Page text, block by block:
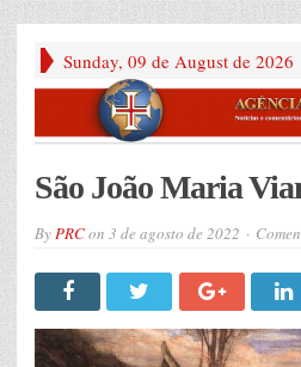
Sunday, 09 de August de 2026
São João Maria
ByPRCon 3 de agosto de 2022